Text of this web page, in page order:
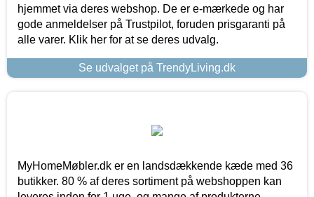
hjemmet via deres webshop. De er e-mærkede og har
gode anmeldelser på Trustpilot, foruden prisgaranti på
alle varer. Klik her for at se deres udvalg.
Se udvalget på TrendyLiving.dk
MyHomeMøbler.dk er en landsdækkende kæde med 36
butikker. 80 % af deres sortiment på webshoppen kan